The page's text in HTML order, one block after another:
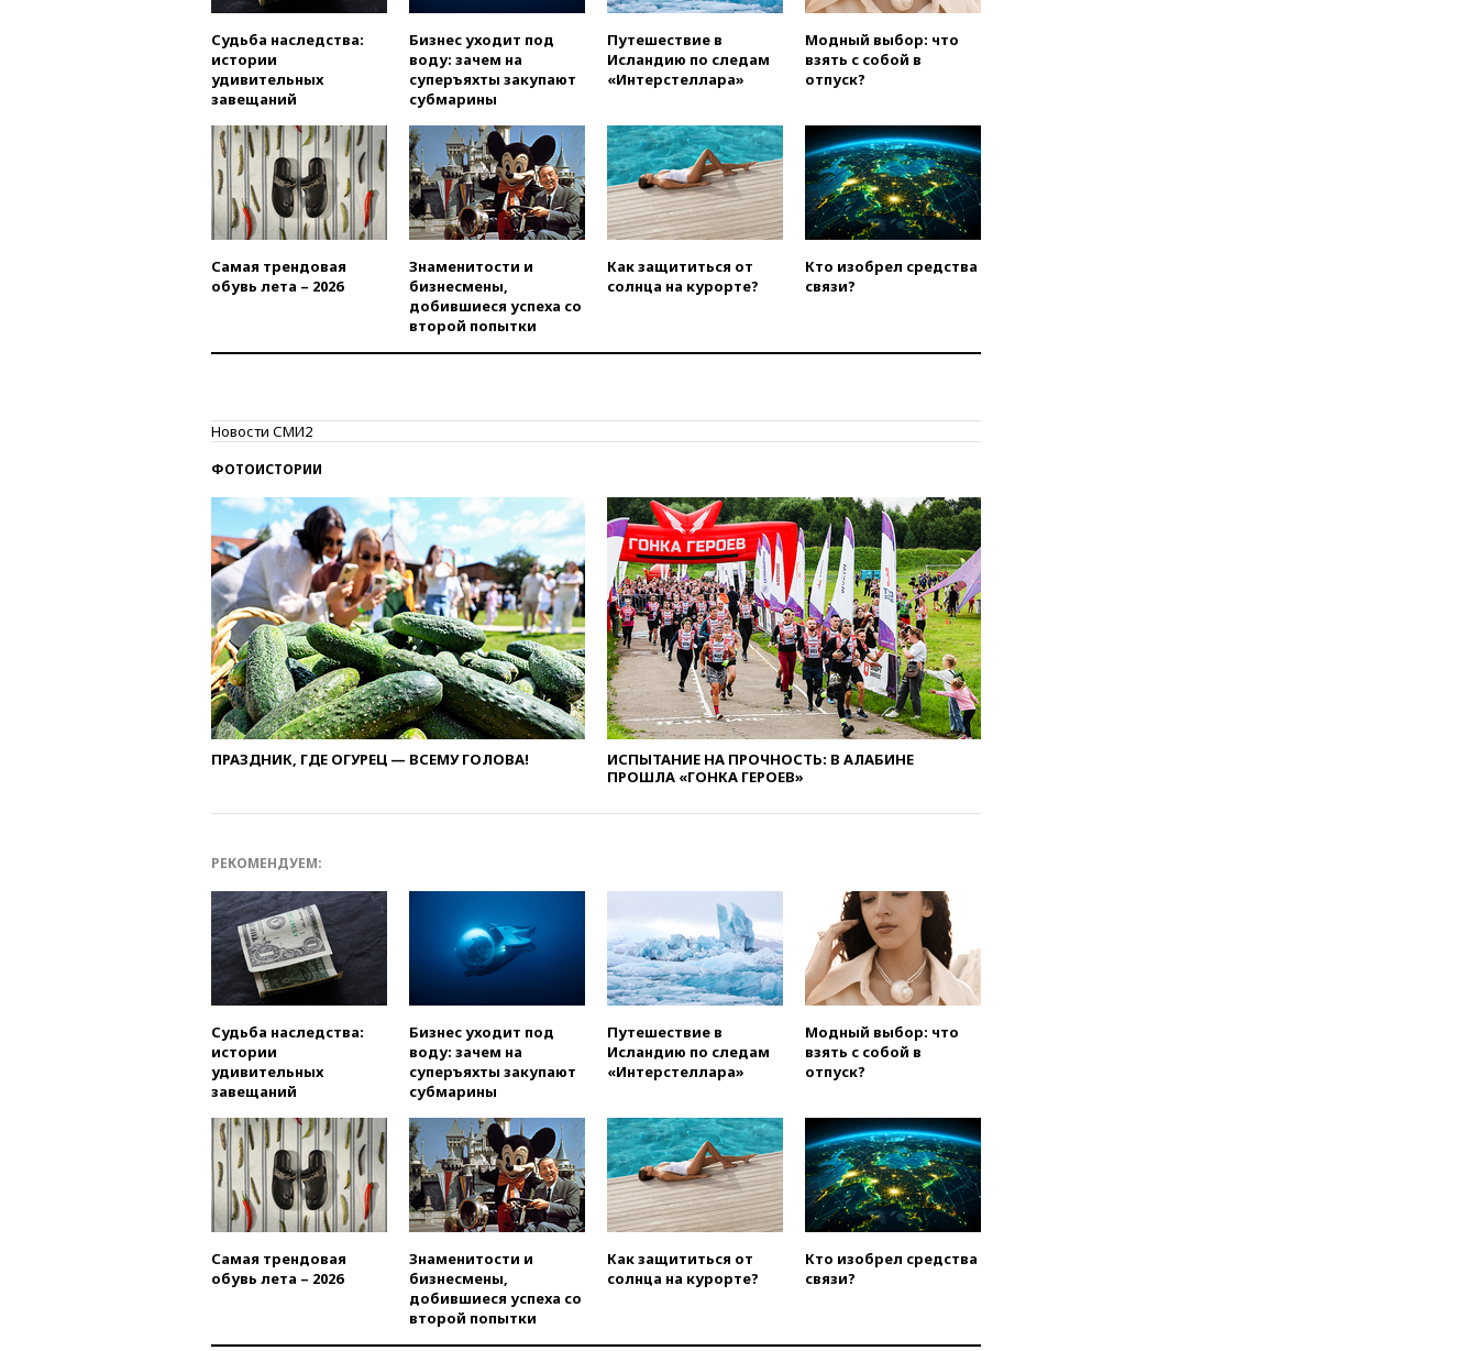
вчера, 21:00На границе
Украины с Польшей скопилось
свыше 6,5 тысячи грузовиков
вчера, 20:53 Швыдкой:
пройдет в 2026 году
вчера, 20:45ПВО за день
сбила еще 75 украинских
беспилотников над Россией
вчера, 20:35 Велосипедист
Белгородской области
постановил остановить
строительство бального зала в
вчера, 20:15Сенат США
одобрил ужесточение
санкций против России и
Ирана
вчера, 20:00 СК возбудил дело
против журналистки Катерины
Гордеевой о фейках о ВС
России
вчера, 19:45ISU предоставил
нейтральный статус
фигуристкам Валиевой и
Трусовой
вчера, 19:35
официальный визит в Сербию
Альпах
вчера, 19:00Открытое
горение на складе в Брянске
ликвидировано
вчера, 18:55Минобороны
украинским сухогрузам в
Черном море
чемпионами на олимпиаде по
ИИ
вчера, 18:39Два человека
погибли в результате удара
ВСУ по многоэтажке в Керчи
вчера, 18:25 Беспилотник
атаковал турецкий сухогруз у
Судьба наследства:
истории
удивительных
завещаний
Бизнес уходит под
воду: зачем на
суперъяхты закупают
субмарины
Путешествие в
Исландию по следам
«Интерстеллара»
Модный выбор: что
взять с собой в
отпуск?
Самая трендовая
обувь лета – 2026
Знаменитости и
бизнесмены,
добившиеся успеха со
второй попытки
Как защититься от
солнца на курорте?
Кто изобрел средства
связи?
Новости СМИ2
ФОТОИСТОРИИ
ПРАЗДНИК, ГДЕ ОГУРЕЦ — ВСЕМУ ГОЛОВА!
ИСПЫТАНИЕ НА ПРОЧНОСТЬ: В АЛАБИНЕ
ПРОШЛА «ГОНКА ГЕРОЕВ»
РЕКОМЕНДУЕМ:
Судьба наследства:
истории
удивительных
завещаний
Бизнес уходит под
воду: зачем на
суперъяхты закупают
субмарины
Путешествие в
Исландию по следам
«Интерстеллара»
Модный выбор: что
взять с собой в
отпуск?
Самая трендовая
обувь лета – 2026
Знаменитости и
бизнесмены,
добившиеся успеха со
второй попытки
Как защититься от
солнца на курорте?
Кто изобрел средства
связи?